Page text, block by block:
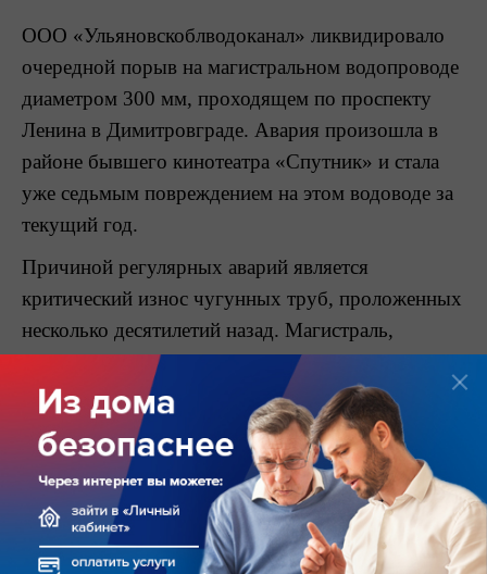
ООО «Ульяновскоблводоканал» ликвидировало
очередной порыв на магистральном водопроводе
диаметром 300 мм, проходящем по проспекту
Ленина в Димитровграде. Авария произошла в
районе бывшего кинотеатра «Спутник» и стала
уже седьмым повреждением на этом водоводе за
текущий год.
Причиной регулярных аварий является
критический износ чугунных труб, проложенных
несколько десятилетий назад. Магистраль,
обеспечивающая подачу воды в западную часть
города, фактически исчерпала свой
эксплуатационный ресурс и требует комплексной
замены. Подобная ситуация наблюдается и на
других участках инженерной инфраструктуры
западного района Димитровграда.
Для повышения надежности водоснабжения